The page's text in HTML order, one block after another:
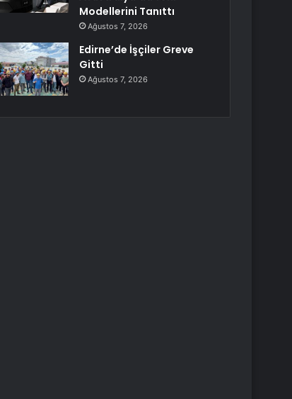
Modellerini Tanıttı
Ağustos 7, 2026
Edirne’de İşçiler Greve
Gitti
Ağustos 7, 2026